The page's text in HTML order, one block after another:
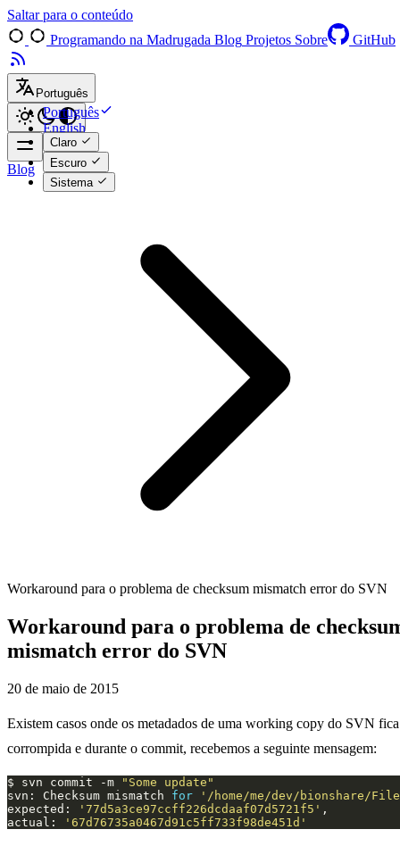
Saltar para o conteúdo
Programando na Madrugada Blog Projetos Sobre GitHub
Português
Português
English
Claro
Escuro
Sistema
Blog
Workaround para o problema de checksum mismatch error do SVN
Workaround para o problema de
mismatch error do SVN
20 de maio de 2015
Existem casos onde os metadados de uma working copy do SVN fica
corrompida e durante o commit, recebemos a seguinte mensagem:
$ svn commit -m
"Some update"
svn: Checksum mismatch for
'/home/me/dev/bionshare/
expected:
'77d5a3ce97ccff226dcdaaf07d5721f5'
actual:
'67d76735a0467d91c5ff733f98de451d'